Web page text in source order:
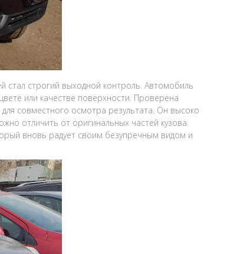
стал строгий выходной контроль. Автомобиль
или качестве поверхности. Проверена
совместного осмотра результата. Он высоко
отличить от оригинальных частей кузова.
вновь радует своим безупречным видом и